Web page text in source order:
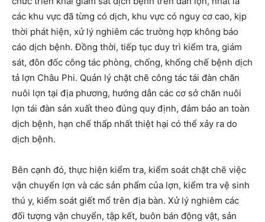
các khu vực đã từng có dịch, khu vực có nguy cơ cao, kịp
thời phát hiện, xử lý nghiêm các trường hợp không báo
cáo dịch bệnh. Đồng thời, tiếp tục duy trì kiểm tra, giám
sát, đôn đốc công tác phòng, chống, khống chế bệnh dịch
tả lợn Châu Phi. Quản lý chặt chẽ công tác tái đàn chăn
nuôi lợn tại địa phương, hướng dẫn các cơ sở chăn nuôi
lợn tái đàn sản xuất theo đúng quy định, đảm bảo an toàn
dịch bệnh, hạn chế thấp nhất thiệt hại có thể xảy ra do
dịch bệnh.
Bên cạnh đó, thực hiện kiểm tra, kiểm soát chặt chẽ việc
vận chuyển lợn và các sản phẩm của lợn, kiểm tra vệ sinh
thú y, kiểm soát giết mổ trên địa bàn. Xử lý nghiêm các
đối tượng vận chuyển, tập kết, buôn bán động vật, sản